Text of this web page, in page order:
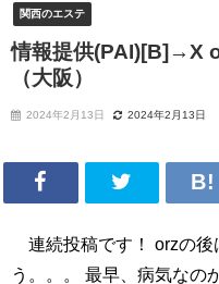
関西のエステ
情報提供(PAI)[B]→X
（大阪）
2024年2月13日 2024年2月13日
連続投稿です！ orzの後
う。。。 最早、病気なの